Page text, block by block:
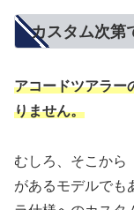
カスタム次第
アコードツアラー
りません。
むしろ、そこから
があるモデルでも